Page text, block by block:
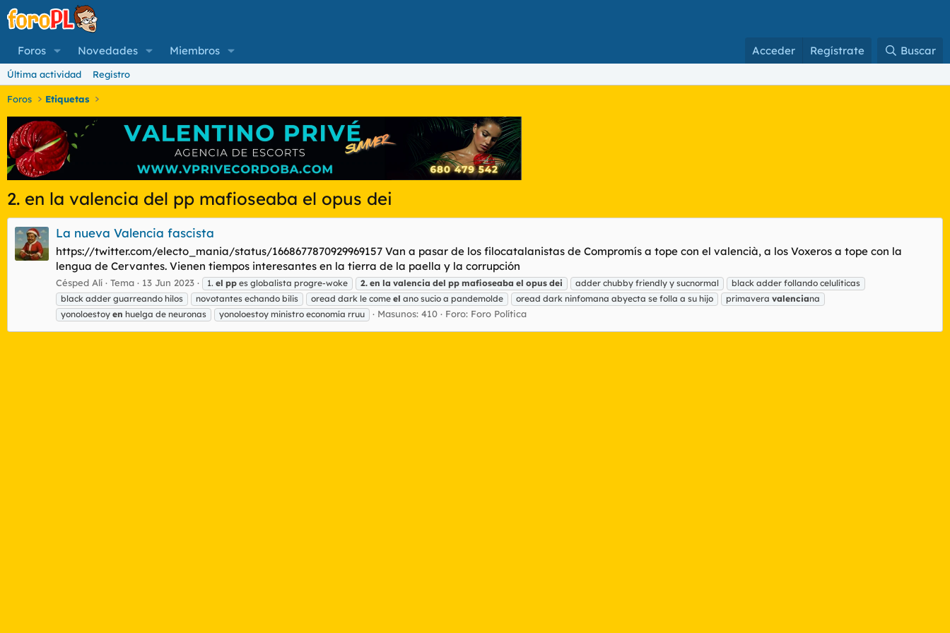
Foros Novedades Miembros Acceder Regístrate Buscar
Última actividad Registro
Foros Etiquetas
2. en la valencia del pp mafioseaba el opus dei
La nueva Valencia fascista
https://twitter.com/electo_mania/status/1668677870929969157 Van a pasar de los filocatalanistas de Compromís a tope con el valencià, a los Voxeros a tope con la
lengua de Cervantes. Vienen tiempos interesantes en la tierra de la paella y la corrupción
Césped Alí Tema 13 Jun 2023 1. el pp es globalista progre-woke 2. en la valencia del pp mafioseaba el opus dei adder chubby friendly y sucnormal
black adder follando celulíticas
black adder guarreando hilos
novotantes echando bilis oread dark le come el ano sucio a pandemolde oread dark ninfomana abyecta se folla a su hijo primavera valenciana
yonoloestoy en huelga de neuronas yonoloestoy ministro economía rruu Masunos: 410 Foro: Foro Política